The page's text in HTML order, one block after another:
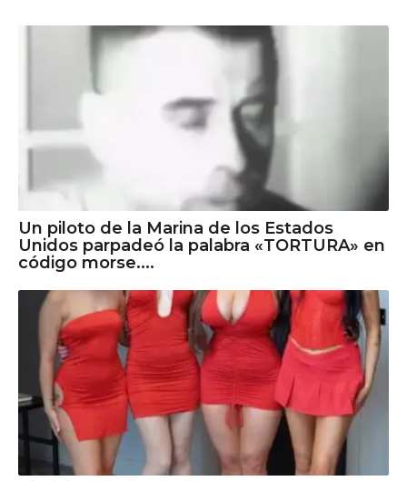
Un piloto de la Marina de los Estados
Unidos parpadeó la palabra «TORTURA» en
código morse....